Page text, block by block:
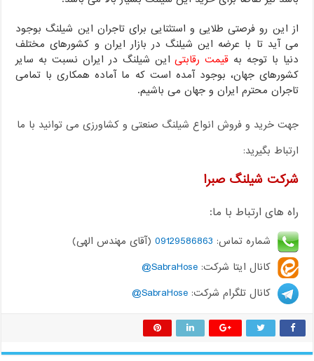
از این رو فرصتی طلایی و استثنایی برای تاجران این شیلنگ بوجود
می آید تا با عرضه این شیلنگ در بازار ایران و کشورهای مختلف
دنیا با توجه به قیمت رقابتیاین شیلنگ در ایران نسبت به سایر
کشورهای جهان، بوجود آمده است که ما آماده همکاری با تمامی
تاجران محترم ایران و جهان می باشیم.
جهت خرید و فروش انواع شیلنگ صنعتی و کشاورزی می توانید با ما
ارتباط بگیرید:
شرکت شیلنگ صبرا
راه های ارتباط با ما:
شماره تماس: 09129586863 (آقای مهندس الهی)
کانال ایتا شرکت:SabraHose@
کانال تلگرام شرکت:SabraHose@